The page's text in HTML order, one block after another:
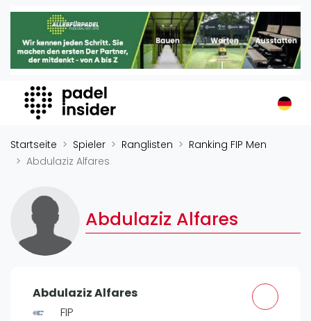
Padel Insider
Home
Organisationen
Buchungssysteme
Padel-Shops
Padel-Marken
Verschiedenes
Veranstaltungen
Turniere
Playtomic
Startseite Spieler Ranglisten
Ranking FIP Men
Abdulaziz Alfares
Abdulaziz Alfares
Abdulaziz Alfares
FIP